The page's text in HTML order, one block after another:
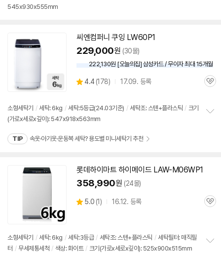
545x930x555mm
씨엔컴퍼니 쿠잉 LW60P1
229,000원 (30몰)
222,130원 [오늘의집] 삼성카드 / 무이자 최대 15개월
별
4.4 (상
178) 17.09. 등록
관
소형세탁기 / 세탁: 6kg / 세탁:5등급(24.03기준) / 세탁조: 스텐+플라스틱 / 크기
(가로x세로x깊이): 547x918x563mm
TIP 속옷·아기옷·운동복 세탁? 용도별 미니세탁기 추천
롯데하이마트 하이메이드 LAW-M06WP1
358,990원 (24몰)
별
5.0 (상
뷰
1) 16.12. 등록
관
소형세탁기 / 세탁: 6kg / 세탁:3등급 / 세탁조: 스텐+플라스틱 / 세탁필터: 매직필
터 / 무세제통세척 / 색상: 화이트 / 크기(가로x세로x깊이): 525x900x515mm